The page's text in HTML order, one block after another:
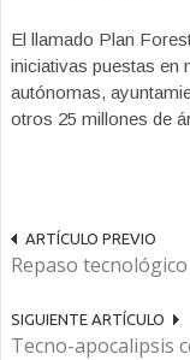
El llamado Plan
iniciativas puestas en
autónomas,
otros 25 millones de
ARTÍCULO PREVIO
Repaso
SIGUIENTE ARTÍCULO
Tecno-apocalipsis